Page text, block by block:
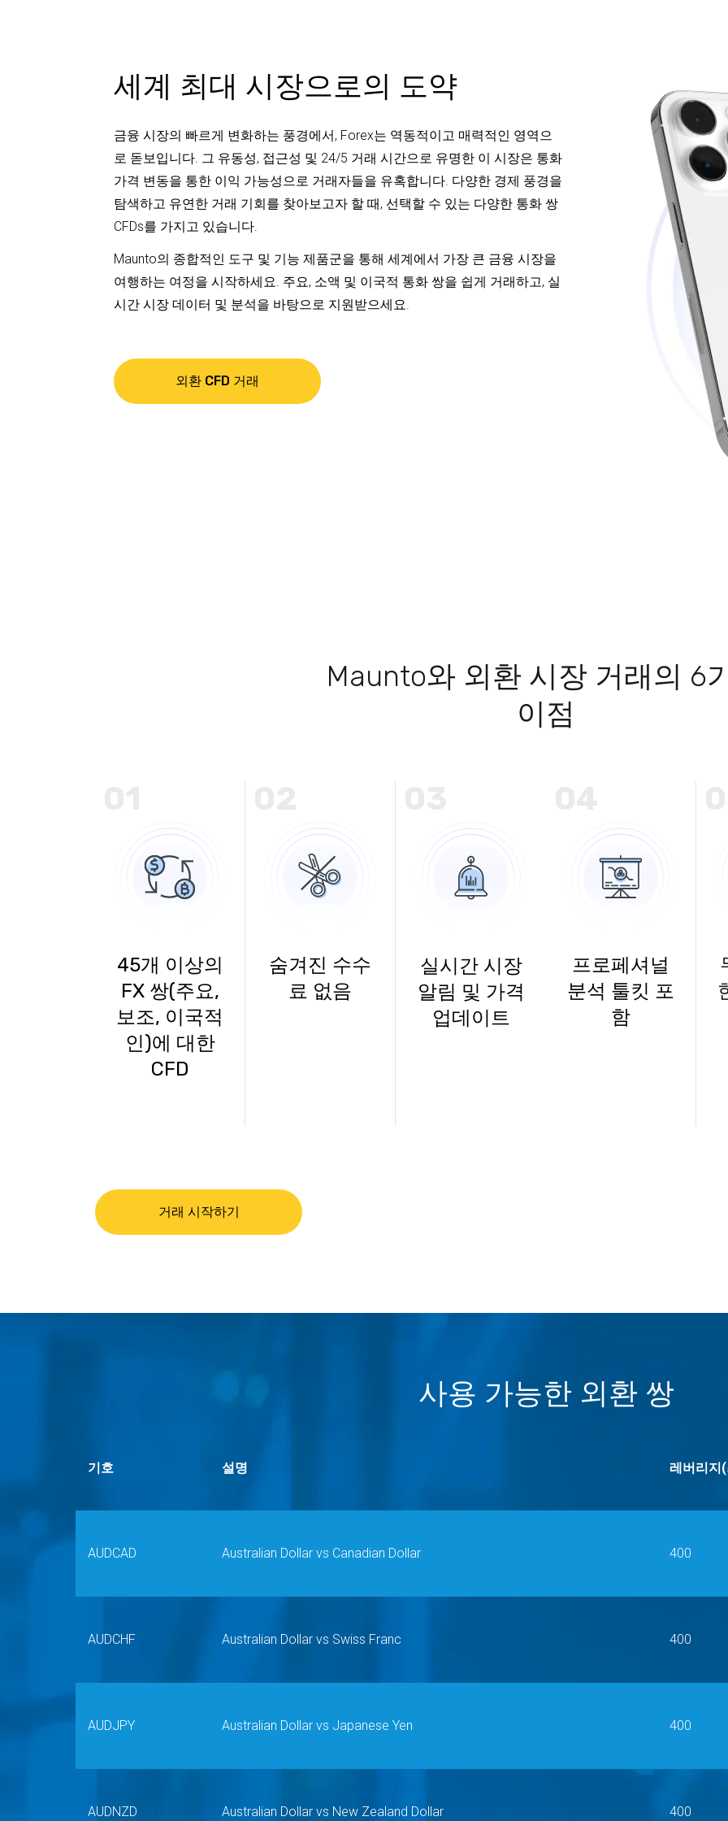
세계 최대 시장으로의 도약
금융 시장의 빠르게 변화하는 풍경에서, Forex는 역동적이고 매력적인 영역으
로 돋보입니다. 그 유동성, 접근성 및 24/5 거래 시간으로 유명한 이 시장은 통화
가격 변동을 통한 이익 가능성으로 거래자들을 유혹합니다. 다양한 경제 풍경을
탐색하고 유연한 거래 기회를 찾아보고자 할 때, 선택할 수 있는 다양한 통화 쌍
CFDs를 가지고 있습니다.
Maunto의 종합적인 도구 및 기능 제품군을 통해 세계에서 가장 큰 금융 시장을
여행하는 여정을 시작하세요. 주요, 소액 및 이국적 통화 쌍을 쉽게 거래하고, 실
시간 시장 데이터 및 분석을 바탕으로 지원받으세요.
외환 CFD 거래
Maunto와 외환 시장 거래의 6
이점
45개 이상의
FX 쌍(주요,
보조, 이국적
인)에 대한
CFD
숨겨진 수수
료 없음
실시간 시장
알림 및 가격
업데이트
프로페셔널
분석 툴킷 포
함
거래 시작하기
사용 가능한 외환 쌍
기호 설명 레버리지
AUDCAD Australian Dollar vs Canadian Dollar 400
AUDCHF Australian Dollar vs Swiss Franc 400
AUDJPY Australian Dollar vs Japanese Yen 400
AUDNZD Australian Dollar vs New Zealand Dollar 400